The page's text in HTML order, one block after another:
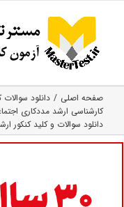
content
صفحه اصلی
دانلود
کارشناسی ارشد مددکاری
دانلود سوالات و کلید کنکور ارشد ۸۷ مددکاری اجتماعی